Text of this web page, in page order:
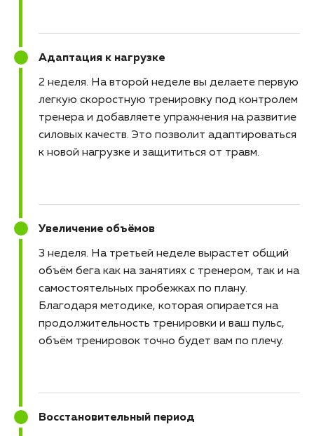
Адаптация к нагрузке
2 неделя На второй неделе вы делаете первую
легкую скоростную тренировку под контролем
тренера и добавляете упражнения на развитие
силовых качеств. Это позволит адаптироваться
к новой нагрузке и защититься от травм.
Увеличение объёмов
3 неделя На третьей неделе вырастет общий
объём бега как на занятиях с тренером, так и на
самостоятельных пробежках по плану.
Благодаря методике, которая опирается на
продолжительность тренировки и ваш пульс,
объём тренировок точно будет вам по плечу.
Восстановительный период